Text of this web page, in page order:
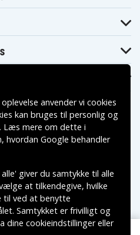
anvender vi cookies
kan bruges til personlig og
Læs mere om dette i
hvordan Google behandler
giver du samtykke til alle
at tilkendegive, hvilke
til ved at benytte
Samtykket er frivilligt og
dine cookieindstillinger eller